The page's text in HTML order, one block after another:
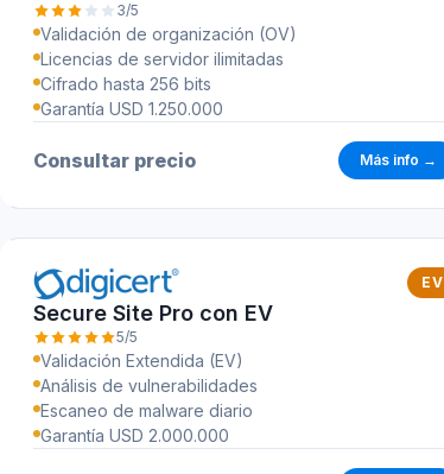
3/5
Validación de organización (OV)
Licencias de servidor ilimitadas
Cifrado hasta 256 bits
Garantía USD 1.250.000
Consultar precio Más info →
EV
Secure Site Pro con EV
5/5
Validación Extendida (EV)
Análisis de vulnerabilidades
Escaneo de malware diario
Garantía USD 2.000.000